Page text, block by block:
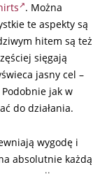
. Można
te aspekty są
hitem są też
sięgają
jasny cel –
jak w
do działania.
wygodę i
absolutnie każdą